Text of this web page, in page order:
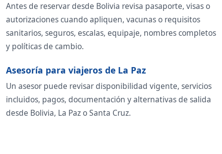
Antes de reservar desde Bolivia revisa pasaporte, visas o
autorizaciones cuando apliquen, vacunas o requisitos
sanitarios, seguros, escalas, equipaje, nombres completos
y políticas de cambio.
Asesoría para viajeros de La Paz
Un asesor puede revisar disponibilidad vigente, servicios
incluidos, pagos, documentación y alternativas de salida
desde Bolivia, La Paz o Santa Cruz.